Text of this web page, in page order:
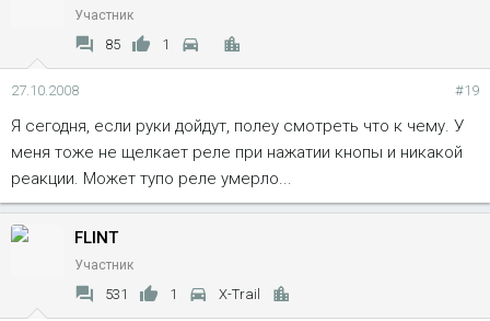
Участник
85 1
27.10.2008 #19
Я сегодня, если руки дойдут, полеу смотреть что к чему. У
меня тоже не щелкает реле при нажатии кнопы и никакой
реакции. Может тупо реле умерло...
FLINT
Участник
531 1 X-Trail